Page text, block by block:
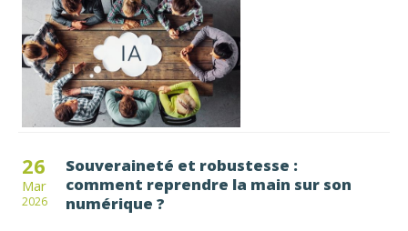
26
Mar
2026
Souveraineté et robustesse :
comment reprendre la main sur son
numérique ?